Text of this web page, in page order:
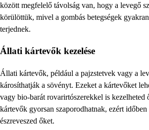
között megfelelő távolság van, hogy a levegő
körülöttük, mivel a gombás betegségek
terjednek.
Állati kártevők kezelése
Állati kártevők, például a pajzstetvek vagy a
károsíthatják a sövényt. Ezeket a kártevőket
vagy bio-barát rovarirtószerekkel is kezelheted
kártevők gyorsan szaporodhatnak, ezért időben
észreveszed őket.